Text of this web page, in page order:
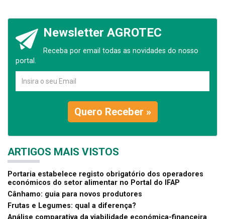
Newsletter AGROTEC
Receba por email todas as novidades do nosso
portal.
Quero Receber »
ARTIGOS MAIS VISTOS
Portaria estabelece registo obrigatório dos operadores
económicos do setor alimentar no Portal do IFAP
Cânhamo: guia para novos produtores
Frutas e Legumes: qual a diferença?
Análise comparativa da viabilidade económica-financeira